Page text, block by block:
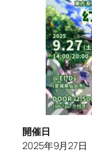
開催日
2025年9月27日